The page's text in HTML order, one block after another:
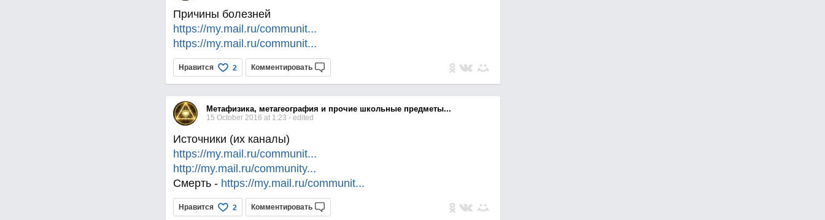
Причины болезней
https://my.mail.ru/communit...
https://my.mail.ru/communit...
Нравится 2 Комментировать
Метафизика, метагеография и прочие школьные предметы...
15 October 2016 at 1:23 - edited
Источники (их каналы)
https://my.mail.ru/communit...
http://my.mail.ru/community...
Смерть - https://my.mail.ru/communit...
Нравится 2 Комментировать